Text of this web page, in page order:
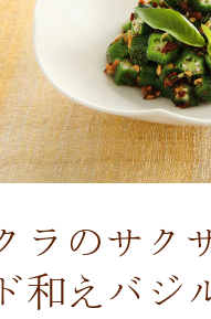
ラのサク
和えバジ